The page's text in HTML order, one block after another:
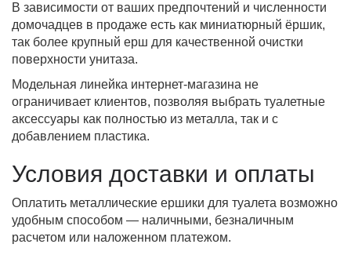
В зависимости от ваших предпочтений и численности
домочадцев в продаже есть как миниатюрный ёршик,
так более крупный ерш для качественной очистки
поверхности унитаза.
Модельная линейка интернет-магазина не
ограничивает клиентов, позволяя выбрать туалетные
аксессуары как полностью из металла, так и с
добавлением пластика.
Условия доставки и оплаты
Оплатить металлические ершики для туалета возможно
удобным способом — наличными, безналичным
расчетом или наложенном платежом.